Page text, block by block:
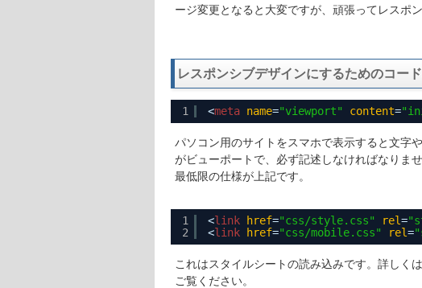
ージ変更となると大変ですが、頑張ってレスポ
レスポンシブデザインにするためのコー
1 <meta name="viewport" content=
パソコン用のサイトをスマホで表示すると文字
がビューポートで、必ず記述しなければなりま
最低限の仕様が上記です。
1
2
<link href="css/style.css" rel=
<link href="css/mobile.css" rel=
これはスタイルシートの読み込みです。詳しくは
ご覧ください。